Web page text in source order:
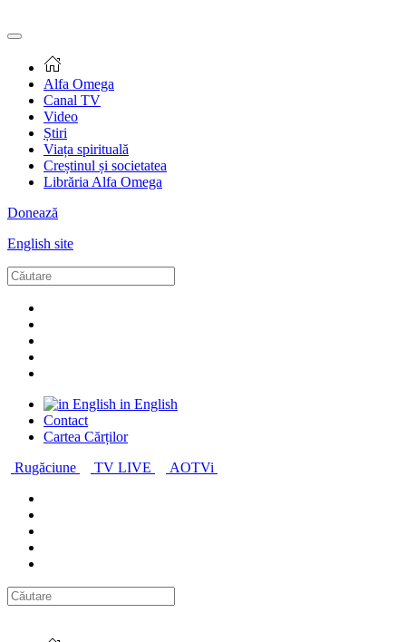
Alfa Omega
Canal TV
Video
Știri
Viața spirituală
Creștinul și societatea
Librăria Alfa Omega
Donează
English site
in English
Contact
Cartea Cărților
Rugăciune
TV LIVE AOTVi